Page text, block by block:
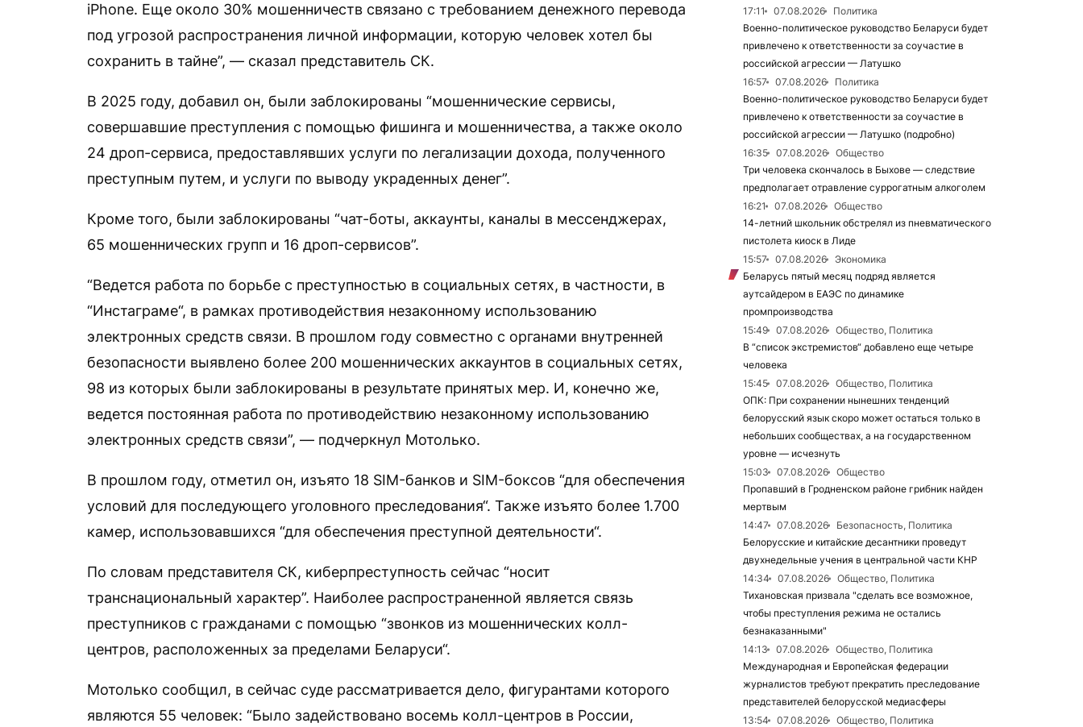
iPhone. Еще около 30% мошенничеств связано с требованием денежного перевода
под угрозой распространения личной информации, которую человек хотел бы
сохранить в тайне”, — сказал представитель СК.
В 2025 году, добавил он, были заблокированы “мошеннические сервисы,
совершавшие преступления с помощью фишинга и мошенничества, а также около
24 дроп-сервиса, предоставлявших услуги по легализации дохода, полученного
преступным путем, и услуги по выводу украденных денег”.
Кроме того, были заблокированы “чат-боты, аккаунты, каналы в мессенджерах,
65 мошеннических групп и 16 дроп-сервисов”.
“Ведется работа по борьбе с преступностью в социальных сетях, в частности, в
“Инстаграме“, в рамках противодействия незаконному использованию
электронных средств связи. В прошлом году совместно с органами внутренней
безопасности выявлено более 200 мошеннических аккаунтов в социальных сетях,
98 из которых были заблокированы в результате принятых мер. И, конечно же,
ведется постоянная работа по противодействию незаконному использованию
электронных средств связи”, — подчеркнул Мотолько.
В прошлом году, отметил он, изъято 18 SIM-банков и SIM-боксов “для обеспечения
условий для последующего уголовного преследования“. Также изъято более 1.700
камер, использовавшихся “для обеспечения преступной деятельности“.
По словам представителя СК, киберпреступность сейчас “носит
транснациональный характер”. Наиболее распространенной является связь
преступников с гражданами с помощью “звонков из мошеннических колл-
центров, расположенных за пределами Беларуси“.
Мотолько сообщил, в сейчас суде рассматривается дело, фигурантами которого
являются 55 человек: “Было задействовано восемь колл-центров в России,
17:11 07.08.2026
Политика
Военно-политическое руководство Беларуси будет
привлечено к ответственности за соучастие в
российской агрессии — Латушко
16:57
07.08.2026
Политика
Военно-политическое руководство Беларуси будет
привлечено к ответственности за соучастие в
российской агрессии — Латушко (подробно)
16:35
07.08.2026
Общество
Три человека скончалось в Быхове — следствие
предполагает отравление суррогатным алкоголем
16:21
07.08.2026
Общество
14-летний школьник обстрелял из пневматического
пистолета киоск в Лиде
15:57
07.08.2026
Экономика
Беларусь пятый месяц подряд является
аутсайдером в ЕАЭС по динамике
промпроизводства
15:49
07.08.2026
Общество, Политика
В “список экстремистов“ добавлено еще четыре
человека
15:45
07.08.2026
Общество, Политика
ОПК: При сохранении нынешних тенденций
белорусский язык скоро может остаться только в
небольших сообществах, а на государственном
уровне — исчезнуть
15:03
07.08.2026
Общество
Пропавший в Гродненском районе грибник найден
мертвым
14:47
07.08.2026
Безопасность, Политика
Белорусские и китайские десантники проведут
двухнедельные учения в центральной части КНР
14:34
07.08.2026
Общество, Политика
Тихановская призвала "сделать все возможное,
чтобы преступления режима не остались
безнаказанными"
14:13
07.08.2026
Общество, Политика
Международная и Европейская федерации
журналистов требуют прекратить преследование
представителей белорусской медиасферы
13:54
07.08.2026
Общество, Политика